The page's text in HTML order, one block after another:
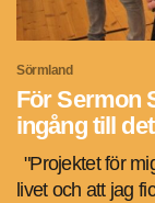
Sörmland
För Sermon
ingång till
"Projektet för
livet och att jag